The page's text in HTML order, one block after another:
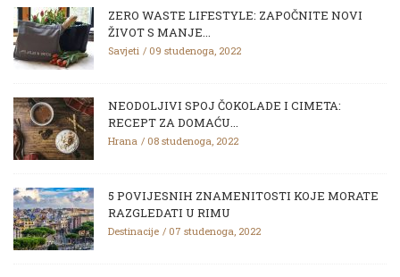
ZERO WASTE LIFESTYLE: ZAPOČNITE NOVI
ŽIVOT S MANJE...
Savjeti 09 studenoga, 2022
NEODOLJIVI SPOJ ČOKOLADE I CIMETA:
RECEPT ZA DOMAĆU...
Hrana 08 studenoga, 2022
5 POVIJESNIH ZNAMENITOSTI KOJE MORATE
RAZGLEDATI U RIMU
Destinacije 07 studenoga, 2022